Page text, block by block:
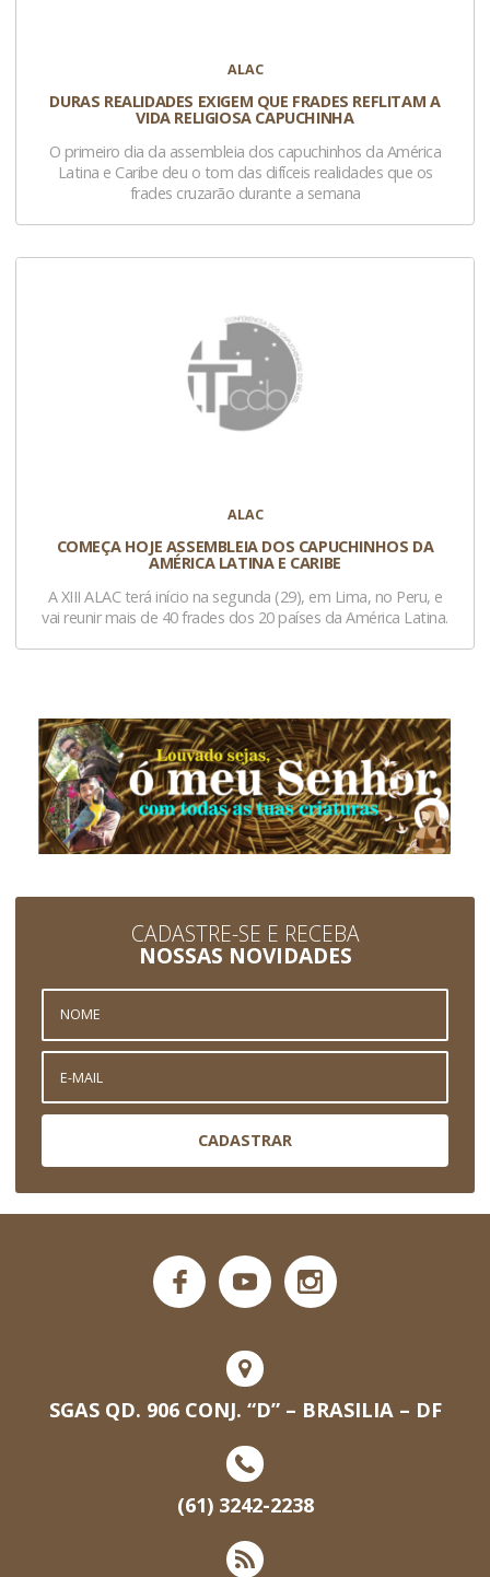
ALAC
DURAS REALIDADES EXIGEM QUE FRADES REFLITAM A
VIDA RELIGIOSA CAPUCHINHA
O primeiro dia da assembleia dos capuchinhos da América
Latina e Caribe deu o tom das difíceis realidades que os
frades cruzarão durante a semana
ALAC
COMEÇA HOJE ASSEMBLEIA DOS CAPUCHINHOS DA
AMÉRICA LATINA E CARIBE
A XIII ALAC terá início na segunda (29), em Lima, no Peru, e
vai reunir mais de 40 frades dos 20 países da América Latina.
CADASTRE-SE E RECEBA
NOSSAS NOVIDADES
CADASTRAR
SGAS QD. 906 CONJ. “D” – BRASILIA – DF
(61) 3242-2238